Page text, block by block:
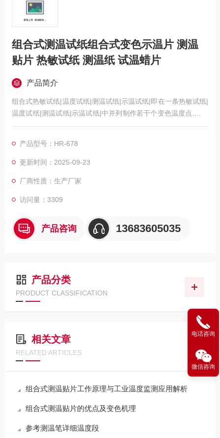
组合式测温试纸组合式变色示温片 测温
贴片 热敏试纸 测温纸 试温蜡片
产品简介
组合式热敏试纸|温度试纸|测温试纸|示温试纸|即在一条热敏试纸|
温度试纸|测温试纸|示温试纸|中并列制作若干个变色温度点,当被
贴处温度达到某个变色温度时变黑，组合式测温试纸，组合式变
产品型号：HR-678
更新时间：2025-09-23
厂商性质：生产厂家
访问量：3309
产品咨询 13683605035
产品分类
PRODUCT CLASSIFICATION
相关文章
RELATED ARTICLES
组合式测温贴片工作原理与工业温度监测应用解析
组合式测温贴片的优点及变色机理
参考测温笔详细温度段
电话咨询
微信咨询